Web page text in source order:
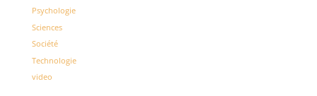
Psychologie
Sciences
Société
Technologie
video